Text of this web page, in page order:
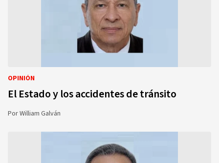
OPINIÓN
El Estado y los accidentes de tránsito
PorWilliam Galván